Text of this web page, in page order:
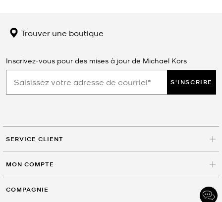
Trouver une boutique
Inscrivez-vous pour des mises à jour de Michael Kors
S'INSCRIRE
SERVICE CLIENT
MON COMPTE
COMPAGNIE